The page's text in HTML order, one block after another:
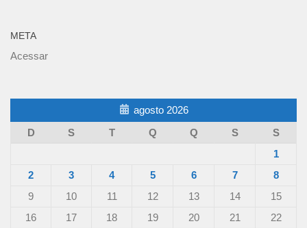
META
Acessar
agosto 2026
D
S T Q Q S
S
1
2
3 4 5 6 7
8
9
10 11 12 13 14
15
16
17 18 19 20 21
22